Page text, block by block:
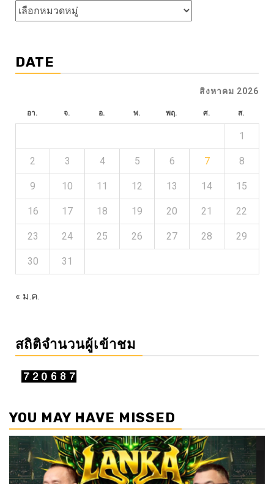
หัวข้อ
ข่าว
DATE
สิงหาคม 2026
อา. จ. อ. พ. พฤ. ศ. ส.
1
2 3 4 5 6 7 8
9 10 11 12 13 14 15
16 17 18 19 20 21 22
23 24 25 26 27 28 29
30 31
« ม.ค.
สถิติจำนวนผู้เข้าชม
YOU MAY HAVE MISSED